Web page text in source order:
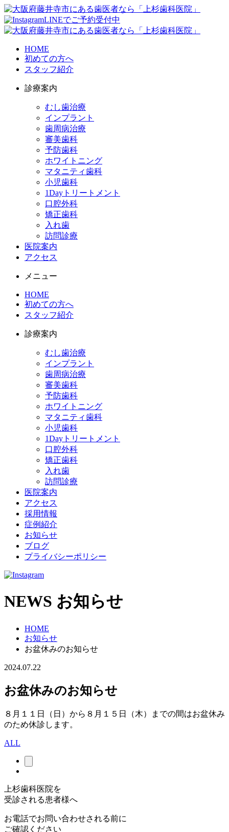
LINEでご予約受付中
HOME
初めての⽅へ
スタッフ紹介
診療案内
むし歯治療
インプラント
歯周病治療
審美歯科
予防歯科
ホワイトニング
マタニティ歯科
小児歯科
1Dayトリートメント
口腔外科
矯正歯科
入れ歯
訪問診療
医院案内
アクセス
メニュー
HOME
初めての⽅へ
スタッフ紹介
診療案内
むし歯治療
インプラント
歯周病治療
審美歯科
予防歯科
ホワイトニング
マタニティ歯科
小児歯科
1Dayトリートメント
口腔外科
矯正歯科
入れ歯
訪問診療
医院案内
アクセス
採用情報
症例紹介
お知らせ
ブログ
プライバシーポリシー
NEWS お知らせ
HOME
お知らせ
お盆休みのお知らせ
2024.07.22
お盆休みのお知らせ
８月１１日（日）から８月１５日（木）までの間はお盆休み
のため休診します。
ALL
上杉歯科医院を
受診される患者様へ
お電話でお問い合わせされる前に
ご確認ください